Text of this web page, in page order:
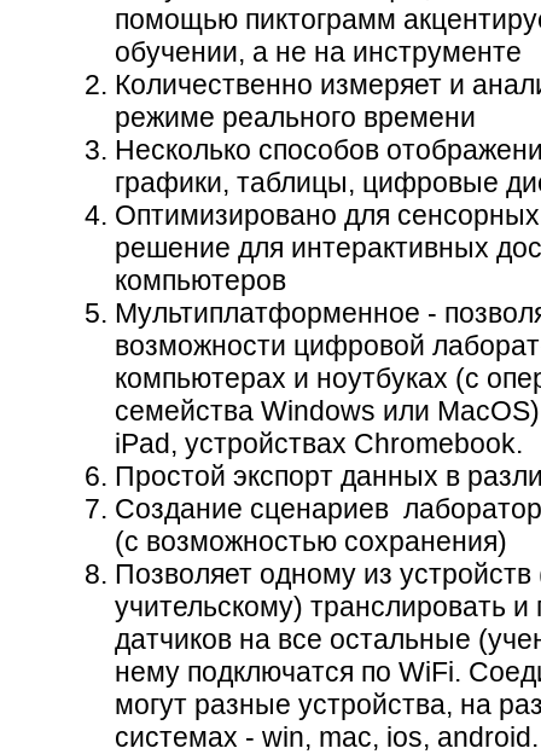
помощью пиктограмм
обучении, а не на инструменте
Количественно измеряет и
режиме реального времени
Несколько способов
графики, таблицы, цифровые
Оптимизировано для
решение для интерактивных
компьютеров
Мультиплатформенное -
возможности цифровой
компьютерах и ноутбуках (с
семейства Windows или
iPad, устройствах Chromebook.
Простой экспорт данных в
Создание сценариев
(с возможностью сохранения)
Позволяет одному из
учительскому) транслировать
датчиков на все остальные
нему подключатся по WiFi.
могут разные устройства, на
системах - win, mac, ios,